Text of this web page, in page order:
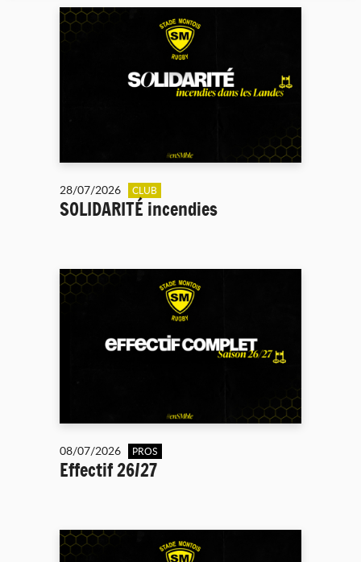
28/07/2026 CLUB
SOLIDARITÉ incendies
08/07/2026 PROS
Effectif 26/27